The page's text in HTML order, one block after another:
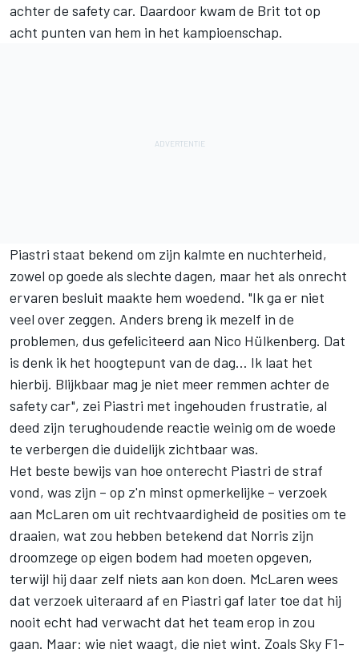
achter de safety car. Daardoor kwam de Brit tot op
acht punten van hem in het kampioenschap.
Piastri staat bekend om zijn kalmte en nuchterheid,
zowel op goede als slechte dagen, maar het als onrecht
ervaren besluit maakte hem woedend. "Ik ga er niet
veel over zeggen. Anders breng ik mezelf in de
problemen, dus gefeliciteerd aan Nico Hülkenberg. Dat
is denk ik het hoogtepunt van de dag… Ik laat het
hierbij. Blijkbaar mag je niet meer remmen achter de
safety car", zei Piastri met ingehouden frustratie, al
deed zijn terughoudende reactie weinig om de woede
te verbergen die duidelijk zichtbaar was.
Het beste bewijs van hoe onterecht Piastri de straf
vond, was zijn – op z'n minst opmerkelijke – verzoek
aan McLaren om uit rechtvaardigheid de posities om te
draaien, wat zou hebben betekend dat Norris zijn
droomzege op eigen bodem had moeten opgeven,
terwijl hij daar zelf niets aan kon doen. McLaren wees
dat verzoek uiteraard af en Piastri gaf later toe dat hij
nooit echt had verwacht dat het team erop in zou
gaan. Maar: wie niet waagt, die niet wint. Zoals Sky F1-